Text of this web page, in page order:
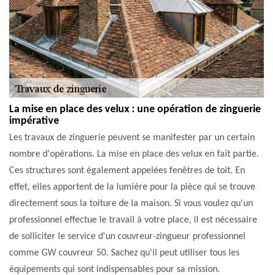
La mise en place des velux : une opération de zinguerie
impérative
Les travaux de zinguerie peuvent se manifester par un certain
nombre d'opérations. La mise en place des velux en fait partie.
Ces structures sont également appelées fenêtres de toit. En
effet, elles apportent de la lumière pour la pièce qui se trouve
directement sous la toiture de la maison. Si vous voulez qu'un
professionnel effectue le travail à votre place, il est nécessaire
de solliciter le service d'un couvreur-zingueur professionnel
comme GW couvreur 50. Sachez qu'il peut utiliser tous les
équipements qui sont indispensables pour sa mission.